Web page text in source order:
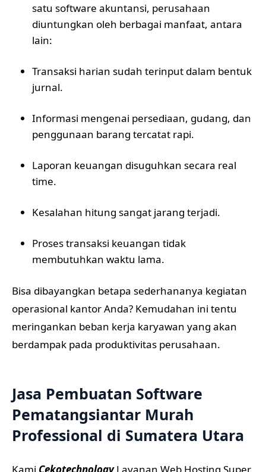
satu software akuntansi, perusahaan
diuntungkan oleh berbagai manfaat, antara
lain:
Transaksi harian sudah terinput dalam bentuk
jurnal.
Informasi mengenai persediaan, gudang, dan
penggunaan barang tercatat rapi.
Laporan keuangan disuguhkan secara real
time.
Kesalahan hitung sangat jarang terjadi.
Proses transaksi keuangan tidak
membutuhkan waktu lama.
Bisa dibayangkan betapa sederhananya kegiatan
operasional kantor Anda? Kemudahan ini tentu
meringankan beban kerja karyawan yang akan
berdampak pada produktivitas perusahaan.
Jasa Pembuatan Software
Pematangsiantar Murah
Professional di Sumatera Utara
Kami CekotechnologyLayanan Web Hosting Super